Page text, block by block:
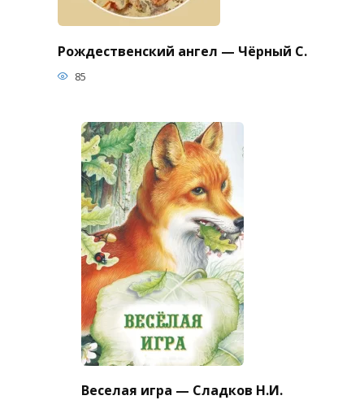
Рождественский ангел — Чёрный С.
85
Веселая игра — Сладков Н.И.